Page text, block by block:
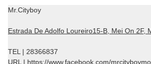
Mr.Cityboy
Estrada De Adolfo Loureiro15-B, Mei On 2F,
TEL | 28366837
URL | https://www.facebook.com/mrcityboymo